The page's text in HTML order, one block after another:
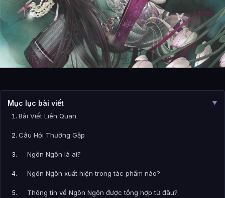
Mục lục bài viết ▼
Bài Viết Liên Quan
Câu Hỏi Thường Gặp
Ngôn Ngôn là ai?
Ngôn Ngôn xuất hiện trong tác phẩm nào?
Thông tin về Ngôn Ngôn được tổng hợp từ đâu?